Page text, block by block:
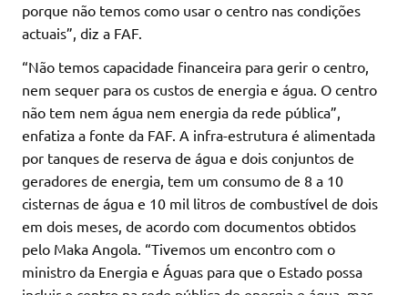
porque não temos como usar o centro nas condições
actuais”, diz a FAF.
“Não temos capacidade financeira para gerir o centro,
nem sequer para os custos de energia e água. O centro
não tem nem água nem energia da rede pública”,
enfatiza a fonte da FAF. A infra-estrutura é alimentada
por tanques de reserva de água e dois conjuntos de
geradores de energia, tem um consumo de 8 a 10
cisternas de água e 10 mil litros de combustível de dois
em dois meses, de acordo com documentos obtidos
pelo Maka Angola. “Tivemos um encontro com o
ministro da Energia e Águas para que o Estado possa